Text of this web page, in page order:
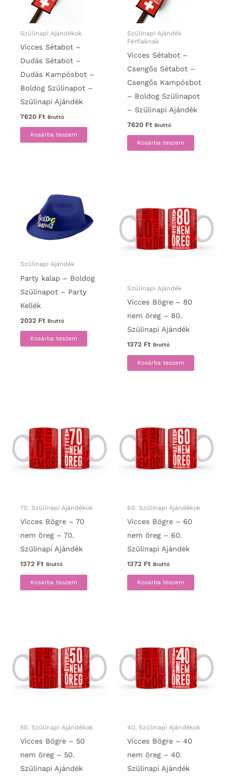
Szülinapi Ajándékok
Vicces Sétabot –
Dudás Sétabot –
Dudás Kampósbot –
Boldog Szülinapot –
Szülinapi Ajándék
7620 Ft Bruttó
Kosárba teszem
Szülinapi Ajándék
Férfiaknak
Vicces Sétabot –
Csengős Sétabot –
Csengős Kampósbot
– Boldog Szülinapot
– Szülinapi Ajándék
7620 Ft Bruttó
Kosárba teszem
Szülinapi Ajándék
Party kalap – Boldog
Szülinapot – Party
Kellék
2032 Ft Bruttó
Kosárba teszem
Szülinapi Ajándék
Vicces Bögre – 80
nem öreg – 80.
Szülinapi Ajándék
1372 Ft Bruttó
Kosárba teszem
70. Szülinapi Ajándékok
Vicces Bögre – 70
nem öreg – 70.
Szülinapi Ajándék
1372 Ft Bruttó
Kosárba teszem
60. Szülinapi Ajándékok
Vicces Bögre – 60
nem öreg – 60.
Szülinapi Ajándék
1372 Ft Bruttó
Kosárba teszem
50. Szülinapi Ajándékok
Vicces Bögre – 50
nem öreg – 50.
Szülinapi Ajándék
40. Szülinapi Ajándékok
Vicces Bögre – 40
nem öreg – 40.
Szülinapi Ajándék